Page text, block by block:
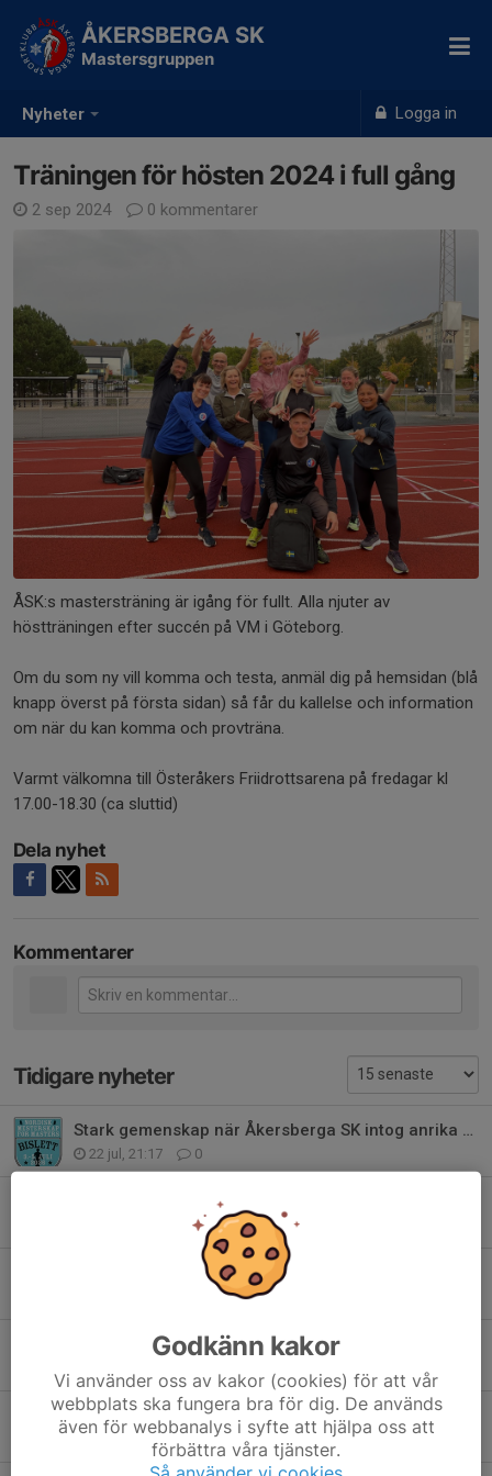
Nyheter Logga in
ÅKERSBERGA SK
Mastersgruppen
Träningen för hösten 2024 i full gång
2 sep 2024 0 kommentarer
ÅSK:s mastersträning är igång för fullt. Alla njuter av
höstträningen efter succén på VM i Göteborg.
Om du som ny vill komma och testa, anmäl dig på hemsidan (blå
knapp överst på första sidan) så får du kallelse och information
om när du kan komma och provträna.
Varmt välkomna till Österåkers Friidrottsarena på fredagar kl
17.00-18.30 (ca sluttid)
Dela nyhet
Kommentarer
Tidigare nyheter
Stark gemenskap när Åkersberga SK intog anrika Bislett i Oslo
22 jul, 21:17 0
Medalj och dubbla rekord på EM i Toruń
3
Nu drar inomhus säsongen igång Masters!
Glädjande nyhet för alla 12 år och äldre
7 okt 2025 0
Godkänn kakor
Vi använder oss av kakor (cookies) för att vår
webbplats ska fungera bra för dig. De används
även för webbanalys i syfte att hjälpa oss att
förbättra våra tjänster.